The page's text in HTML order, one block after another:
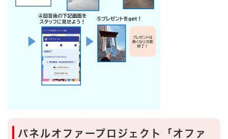
パネルオファープロジェクト「オファ